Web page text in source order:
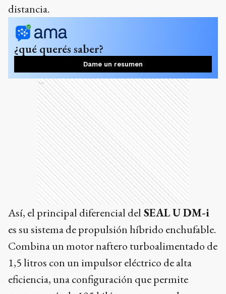
distancia.
¿qué querés saber?
Dame un resumen
Ads
Así, el principal diferencial del SEAL U DM-i
es su sistema de propulsión híbrido enchufable.
Combina un motor naftero turboalimentado de
1,5 litros con un impulsor eléctrico de alta
eficiencia, una configuración que permite